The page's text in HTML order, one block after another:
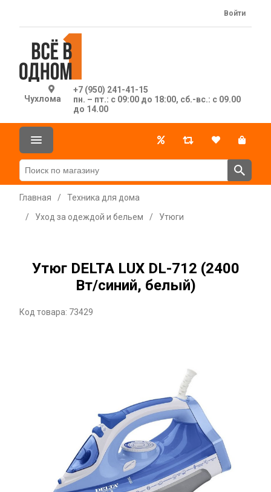
Чухлома
+7 (950) 241-41-15
пн. – пт.: с 09:00 до 18:00, сб.-вс.: с 09.00
до 14.00
Войти
Главная /
Техника для дома
/
Уход за одеждой и бельем / Утюги
Утюг DELTA LUX DL-712 (2400
Вт/синий, белый)
Код товара: 73429